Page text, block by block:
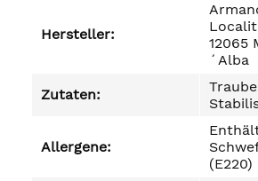
Hersteller:
12065
´Alba
Zutaten:
Allergene:
(E220)